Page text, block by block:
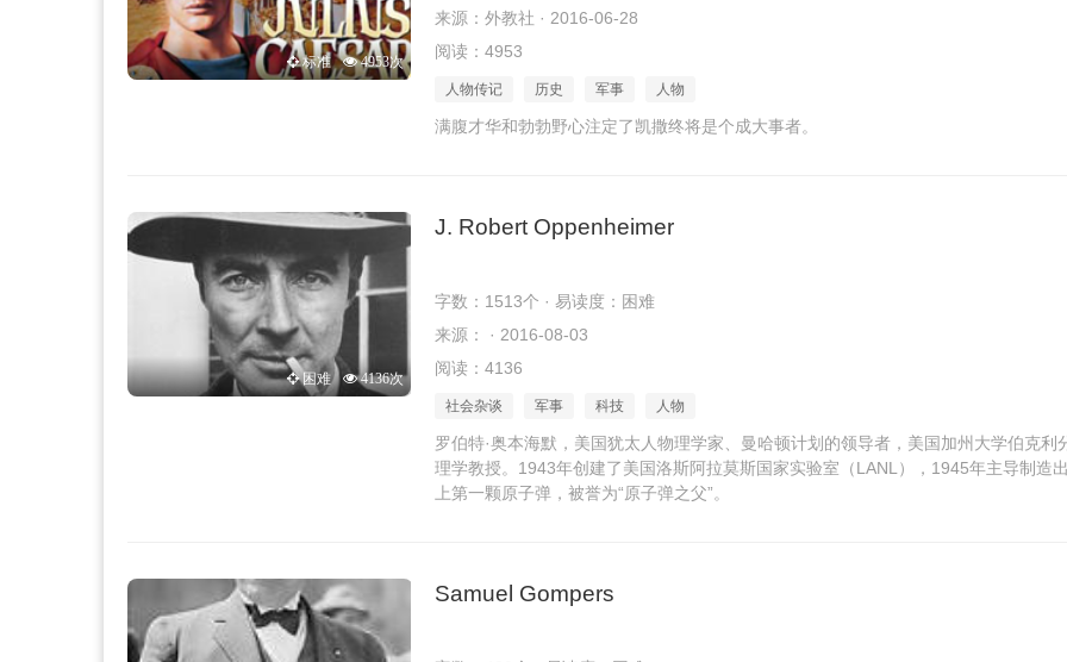
标准 4953次
来源：外教社 · 2016-06-28
阅读：4953
人物传记 历史 军事 人物
满腹才华和勃勃野心注定了凯撒终将是个成大事者。
困难 4136次
J. Robert Oppenheimer
字数：1513个 · 易读度：困难
来源： · 2016-08-03
阅读：4136
社会杂谈 军事 科技 人物
罗伯特·奥本海默，美国犹太人物理学家、曼哈顿计划的领导者，美国加州大学伯克利
理学教授。1943年创建了美国洛斯阿拉莫斯国家实验室（LANL），1945年主导制造
上第一颗原子弹，被誉为“原子弹之父”。
Samuel Gompers